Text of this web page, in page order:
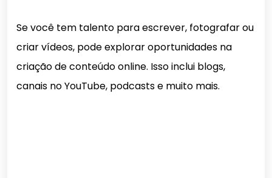
Se você tem talento para escrever, fotografar ou
criar vídeos, pode explorar oportunidades na
criação de conteúdo online. Isso inclui blogs,
canais no YouTube, podcasts e muito mais.